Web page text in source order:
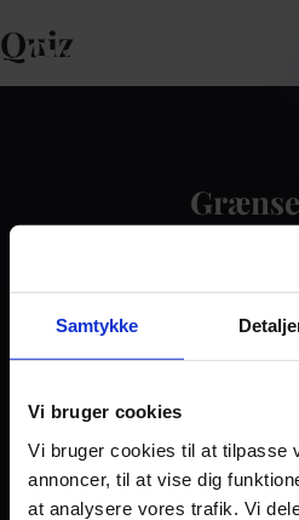
Samtykke
Vi bruger cookies
Vi bruger cookies til at tilpasse
annoncer, til at vise dig
at analysere vores trafik. Vi
Quiz
Kontakt
Dilemma
Stories & Viden
Pårørende
Find støtte